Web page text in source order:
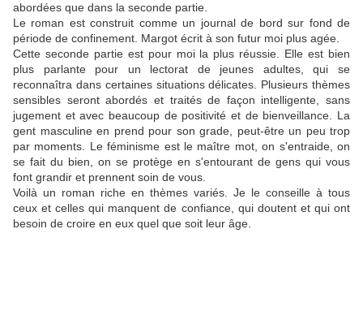
abordées que dans la seconde partie.
Le roman est construit comme un journal de bord sur fond de
période de confinement. Margot écrit à son futur moi plus agée.
Cette seconde partie est pour moi la plus réussie. Elle est bien
plus parlante pour un lectorat de jeunes adultes, qui se
reconnaîtra dans certaines situations délicates. Plusieurs thèmes
sensibles seront abordés et traités de façon intelligente, sans
jugement et avec beaucoup de positivité et de bienveillance. La
gent masculine en prend pour son grade, peut-être un peu trop
par moments. Le féminisme est le maître mot, on s'entraide, on
se fait du bien, on se protège en s'entourant de gens qui vous
font grandir et prennent soin de vous.
Voilà un roman riche en thèmes variés. Je le conseille à tous
ceux et celles qui manquent de confiance, qui doutent et qui ont
besoin de croire en eux quel que soit leur âge.